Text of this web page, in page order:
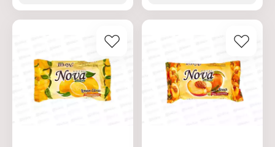
Характеристики:
Тип товара: Туалетное
мыло
Название: "Grape"
Аромат: виноград
Вес: 150 г
Линейка: Fruity soap
Тип товара: Туалетное
мыло
Название: "Green apple"